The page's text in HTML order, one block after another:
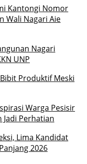
Kantongi Nomor
Wali Nagari Aie
Nagari
UNP
Produktif Meski
Warga Pesisir
Jadi Perhatian
Lima Kandidat
2026